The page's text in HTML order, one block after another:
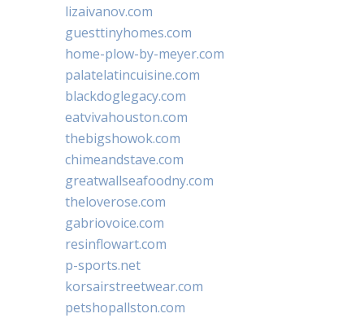
lizaivanov.com
guesttinyhomes.com
home-plow-by-meyer.com
palatelatincuisine.com
blackdoglegacy.com
eatvivahouston.com
thebigshowok.com
chimeandstave.com
greatwallseafoodny.com
theloverose.com
gabriovoice.com
resinflowart.com
p-sports.net
korsairstreetwear.com
petshopallston.com